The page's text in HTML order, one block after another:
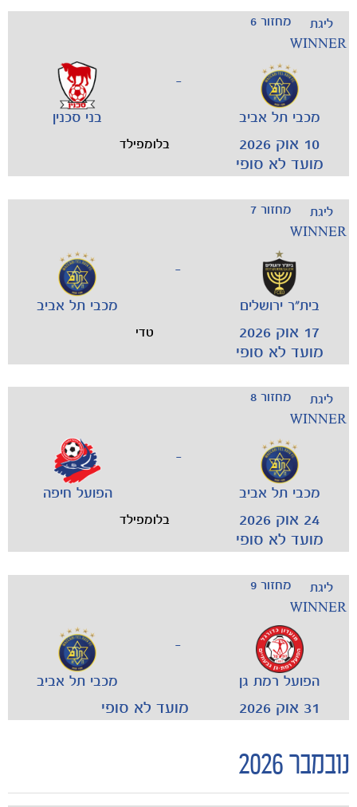
משחקים
ליגת
WINNER
מחזור 6
מכבי תל אביב
-
בני סכנין
10 אוק 2026 בלומפילד
מועד לא סופי
ליגת
WINNER
מחזור 7
מכבי תל אביב
-
בית"ר ירושלים
17 אוק 2026 טדי
מועד לא סופי
ליגת
WINNER
מחזור 8
מכבי תל אביב
-
הפועל חיפה
24 אוק 2026 בלומפילד
מועד לא סופי
ליגת
WINNER
מחזור 9
מכבי תל אביב
-
הפועל רמת גן
31 אוק 2026 מועד לא סופי
נובמבר 2026